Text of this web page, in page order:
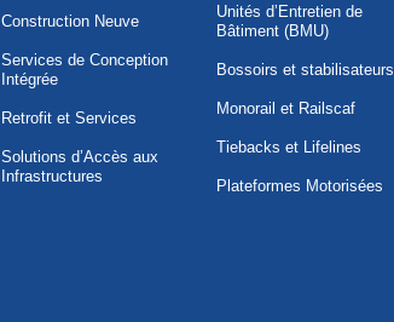
Construction Neuve
Services de Conception
Intégrée
Retrofit et Services
Solutions d’Accès aux
Infrastructures
Unités d’Entretien de
Bâtiment (BMU)
Bossoirs et stabilisateurs
Monorail et Railscaf
Tiebacks et Lifelines
Plateformes Motorisées